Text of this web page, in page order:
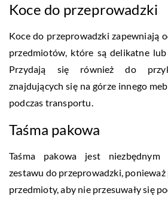
Koce do przeprowadzki
Koce do przeprowadzki zapewniają
przedmiotów, które są delikatne
Przydają się również do
znajdujących się na górze innego
podczas transportu.
Taśma pakowa
Taśma pakowa jest niezbędnym
zestawu do przeprowadzki, ponieważ
przedmioty, aby nie przesuwały się